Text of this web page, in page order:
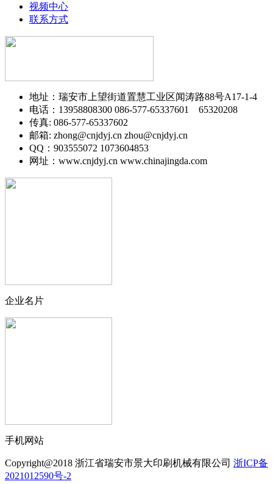
视频中心
联系方式
地址：瑞安市上望街道置慧工业区闻涛路88号A17-1-4
电话：13958808300 086-577-65337601 65320208
传真: 086-577-65337602
邮箱: zhong@cnjdyj.cn zhou@cnjdyj.cn
QQ：903555072 1073604853
网址：www.cnjdyj.cn www.chinajingda.com
企业名片
手机网站
Copyright@2018 浙江省瑞安市景大印刷机械有限公司 浙ICP备
2021012590号-2